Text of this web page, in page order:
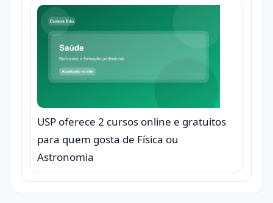
USP oferece 2 cursos online e gratuitos
para quem gosta de Física ou
Astronomia